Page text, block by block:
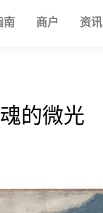
南 商户 资讯
的微光